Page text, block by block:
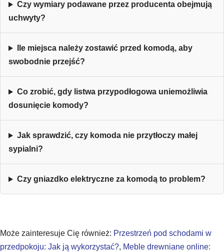
Czy wymiary podawane przez producenta obejmują
uchwyty?
Ile miejsca należy zostawić przed komodą, aby
swobodnie przejść?
Co zrobić, gdy listwa przypodłogowa uniemożliwia
dosunięcie komody?
Jak sprawdzić, czy komoda nie przytłoczy małej
sypialni?
Czy gniazdko elektryczne za komodą to problem?
Może zainteresuje Cię również: Przestrzeń pod schodami w
przedpokoju: Jak ją wykorzystać?, Meble drewniane online: